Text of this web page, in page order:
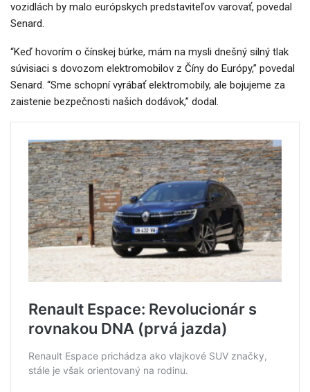
vozidlách by malo európskych predstaviteľov varovať, povedal
Senard.
“Keď hovorím o čínskej búrke, mám na mysli dnešný silný tlak
súvisiaci s dovozom elektromobilov z Číny do Európy,” povedal
Senard. “Sme schopní vyrábať elektromobily, ale bojujeme za
zaistenie bezpečnosti našich dodávok,” dodal.